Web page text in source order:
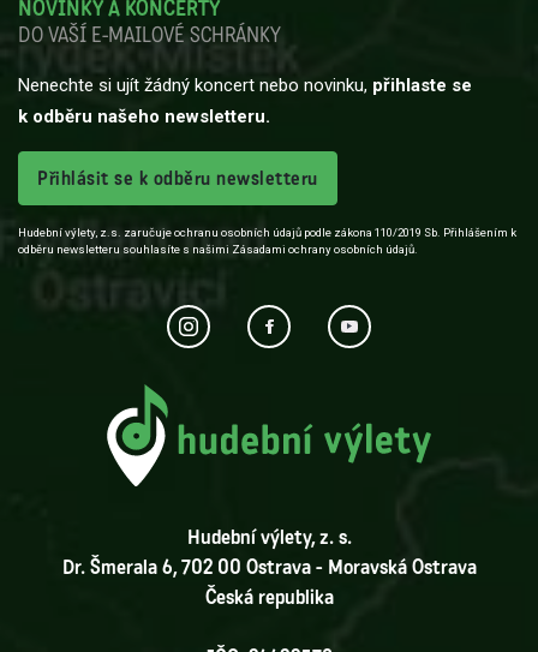
NOVINKY A KONCERTY
DO VAŠÍ E-MAILOVÉ SCHRÁNKY
Nenechte si ujít žádný koncert nebo novinku, přihlaste se
k odběru našeho newsletteru.
Přihlásit se k odběru newsletteru
Hudební výlety, z.s. zaručuje ochranu osobních údajů podle zákona 110/2019 Sb. Přihlášením k
odběru newsletteru souhlasíte s našimi Zásadami ochrany osobních údajů.
Hudební výlety, z. s.
Dr. Šmerala 6, 702 00 Ostrava - Moravská Ostrava
Česká republika